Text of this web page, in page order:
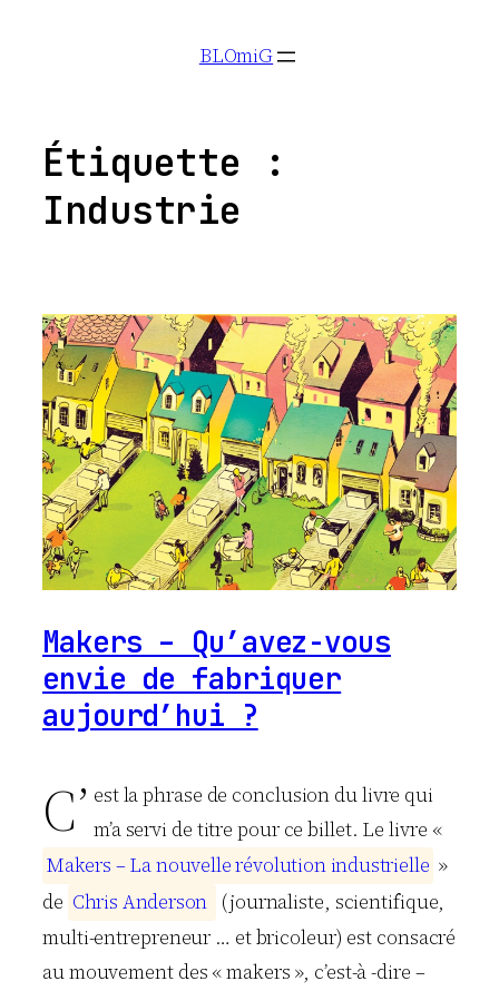
BLOmiG
Étiquette :
Industrie
Makers – Qu’avez-vous
envie de fabriquer
aujourd’hui ?
C’ est la phrase de conclusion du livre qui
m’a servi de titre pour ce billet. Le livre «
Makers –Lanouvellerévolution industrielle »
de Chris Anderson (journaliste, scientifique,
multi-entrepreneur … et bricoleur) est consacré
au mouvement des « makers », c’est-à -dire –